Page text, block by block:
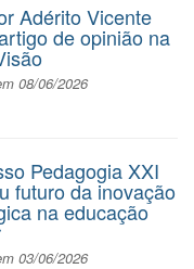
Adérito Vicente
de opinião na
08/06/2026
Pedagogia XXI
futuro da inovação
na educação
03/06/2026